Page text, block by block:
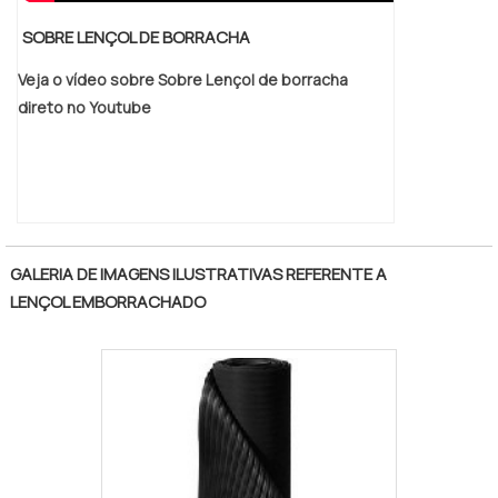
maquinários industriais. .
SOBRE LENÇOL DE BORRACHA
Veja o vídeo sobre Sobre Lençol de borracha
direto no Youtube
GALERIA DE IMAGENS ILUSTRATIVAS REFERENTE A
LENÇOL EMBORRACHADO